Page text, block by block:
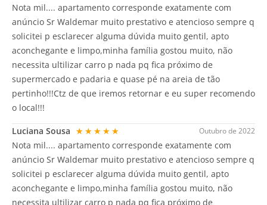
Nota mil.... apartamento corresponde exatamente com
anúncio Sr Waldemar muito prestativo e atencioso sempre q
solicitei p esclarecer alguma dúvida muito gentil, apto
aconchegante e limpo,minha família gostou muito, não
necessita ultilizar carro p nada pq fica próximo de
supermercado e padaria e quase pé na areia de tão
pertinho!!!Ctz de que iremos retornar e eu super recomendo
o local!!!
Outubro de 2022
Luciana Sousa ★★★★★
Nota mil.... apartamento corresponde exatamente com
anúncio Sr Waldemar muito prestativo e atencioso sempre q
solicitei p esclarecer alguma dúvida muito gentil, apto
aconchegante e limpo,minha família gostou muito, não
necessita ultilizar carro p nada pq fica próximo de